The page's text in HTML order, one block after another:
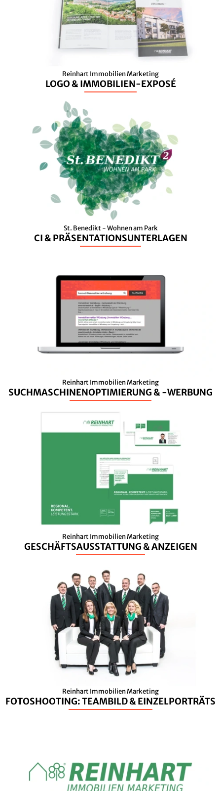
Reinhart Immobilien Marketing
LOGO & IMMOBILIEN-EXPOSÉ
St. Benedikt - Wohnen am Park
CI & PRÄSENTATIONSUNTERLAGEN
Reinhart Immobilien Marketing
SUCHMASCHINENOPTIMIERUNG & -WERBUNG
Reinhart Immobilien Marketing
GESCHÄFTSAUSSTATTUNG & ANZEIGEN
Reinhart Immobilien Marketing
FOTOSHOOTING: TEAMBILD & EINZELPORTRÄTS